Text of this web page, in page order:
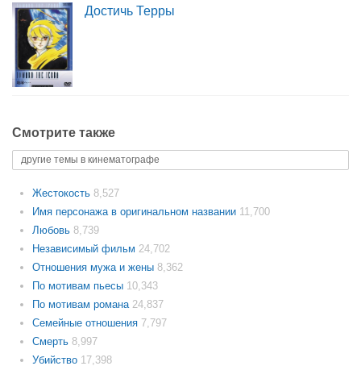
Достичь Терры
Смотрите также
другие темы в кинематографе
Жестокость 8,527
Имя персонажа в оригинальном названии 11,700
Любовь 8,739
Независимый фильм 24,702
Отношения мужа и жены 8,362
По мотивам пьесы 10,343
По мотивам романа 24,837
Семейные отношения 7,797
Смерть 8,997
Убийство 17,398